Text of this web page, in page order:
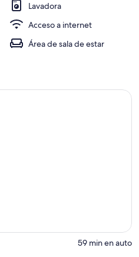
Lavadora
Acceso a internet
Área de sala de estar
‪59 min en auto‬